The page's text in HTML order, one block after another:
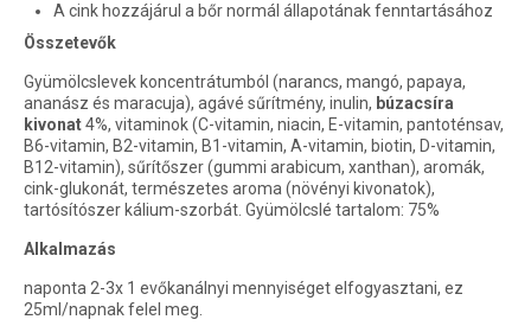
A cink hozzájárul a bőr normál állapotának fenntartásához
Összetevők
Gyümölcslevek koncentrátumból (narancs, mangó, papaya,
ananász és maracuja), agávé sűrítmény, inulin, búzacsíra
kivonat4%, vitaminok (C-vitamin, niacin, E-vitamin, pantoténsav,
B6-vitamin, B2-vitamin, B1-vitamin, A-vitamin, biotin, D-vitamin,
B12-vitamin), sűrítőszer (gummi arabicum, xanthan), aromák,
cink-glukonát, természetes aroma (növényi kivonatok),
tartósítószer kálium-szorbát. Gyümölcslé tartalom: 75%
Alkalmazás
naponta 2-3x 1 evőkanálnyi mennyiséget elfogyasztani, ez
25ml/napnak felel meg.